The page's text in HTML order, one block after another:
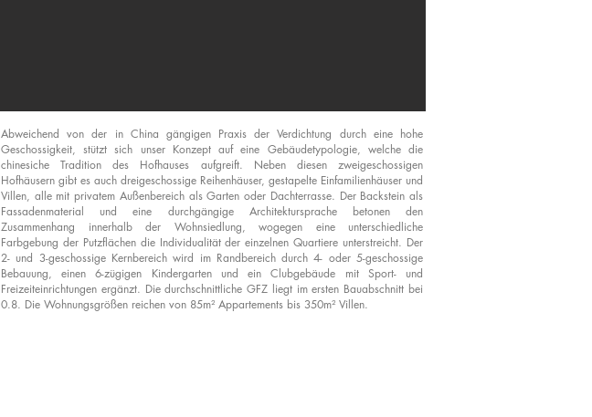
Abweichend von der in China gängigen Praxis der Verdichtung durch eine hohe
Geschossigkeit, stützt sich unser Konzept auf eine Gebäudetypologie, welche die
chinesiche Tradition des Hofhauses aufgreift. Neben diesen zweigeschossigen
Hofhäusern gibt es auch dreigeschossige Reihenhäuser, gestapelte Einfamilienhäuser und
Villen, alle mit privatem Außenbereich als Garten oder Dachterrasse. Der Backstein als
Fassadenmaterial und eine durchgängige Architektursprache betonen den
Zusammenhang innerhalb der Wohnsiedlung, wogegen eine unterschiedliche
Farbgebung der Putzflächen die Individualität der einzelnen Quartiere unterstreicht. Der
2- und 3-geschossige Kernbereich wird im Randbereich durch 4- oder 5-geschossige
Bebauung, einen 6-zügigen Kindergarten und ein Clubgebäude mit Sport- und
Freizeiteinrichtungen ergänzt. Die durchschnittliche GFZ liegt im ersten Bauabschnitt bei
0.8. Die Wohnungsgrößen reichen von 85m² Appartements bis 350m² Villen.